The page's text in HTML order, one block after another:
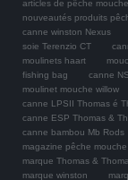
articles de pêche mouche
nouveautés produits
canne winston Nexus
soie Terenzio CT
moulinets haart
fishing bag
canne
moulinet mouche willow
canne LPSII Thomas é
canne ESP Thomas &
canne bambou Mb Rods
magazine pêche mouche
marque Thomas &
marque winston